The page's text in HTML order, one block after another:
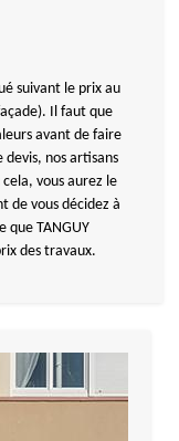
suivant le prix au
Il faut que
avant de faire
nos artisans
vous aurez le
de vous décidez à
TANGUY
des travaux.